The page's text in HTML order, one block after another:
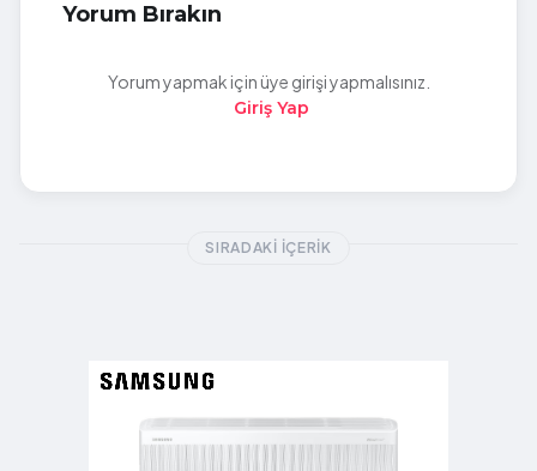
Yorum Bırakın
Yorum yapmak için üye girişi yapmalısınız.
Giriş Yap
SIRADAKI İÇERIK